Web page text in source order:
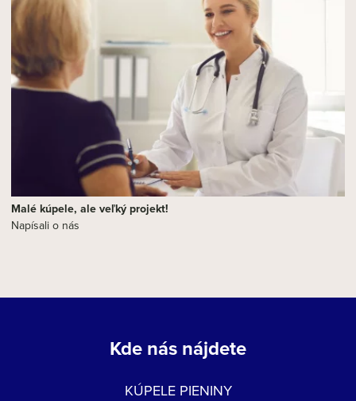
Malé kúpele, ale veľký projekt!
Napísali o nás
Kde nás nájdete
KÚPELE PIENINY